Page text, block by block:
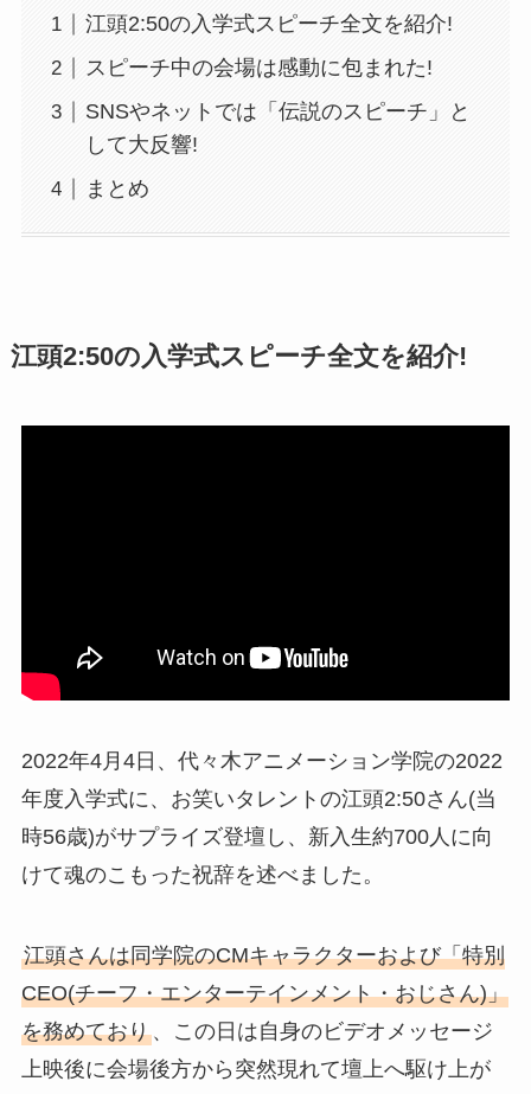
江頭2:50の入学式スピーチ全文を紹介!
スピーチ中の会場は感動に包まれた!
SNSやネットでは「伝説のスピーチ」と
して大反響!
まとめ
江頭2:50の入学式スピーチ全文を紹介!
2022年4月4日、代々木アニメーション学院の2022
年度入学式に、お笑いタレントの江頭2:50さん(当
時56歳)がサプライズ登壇し、新入生約700人に向
けて魂のこもった祝辞を述べました。
江頭さんは同学院のCMキャラクターおよび「特別
CEO(チーフ・エンターテインメント・おじさん)」
を務めており、この日は自身のビデオメッセージ
上映後に会場後方から突然現れて壇上へ駆け上が